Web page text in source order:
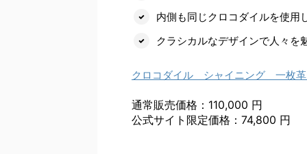
内側も同じクロコダイルを使用
クラシカルなデザインで人々を
クロコダイル シャイニング 一枚
通常販売価格：110,000 円
公式サイト限定価格：74,800 円